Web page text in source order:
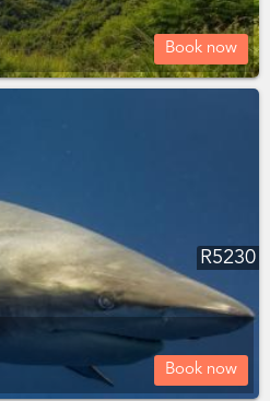
Book now
R5230
Book now